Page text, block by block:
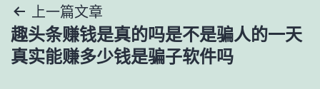
文
章
上一篇文章
趣头条赚钱是真的吗是不是骗人的一天
真实能赚多少钱是骗子软件吗